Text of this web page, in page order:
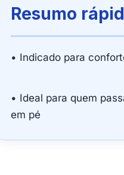
Resumo
• Indicado para
• Ideal para quem
em pé